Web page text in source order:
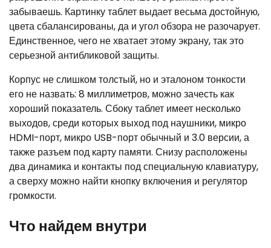
забываешь. Картинку таблет выдает весьма достойную,
цвета сбалансированы, да и угол обзора не разочарует.
Единственное, чего не хватает этому экрану, так это
серьезной антибликовой защиты.
Корпус не слишком толстый, но и эталоном тонкости
его не назвать: 8 миллиметров, можно зачесть как
хороший показатель. Сбоку таблет имеет несколько
выходов, среди которых выход под наушники, микро
HDMI-порт, микро USB-порт обычный и 3.0 версии, а
также разъем под карту памяти. Снизу расположены
два динамика и контакты под специальную клавиатуру,
а сверху можно найти кнопку включения и регулятор
громкости.
Что найдем внутри